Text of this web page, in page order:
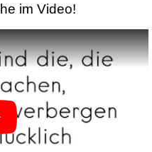
im Video!